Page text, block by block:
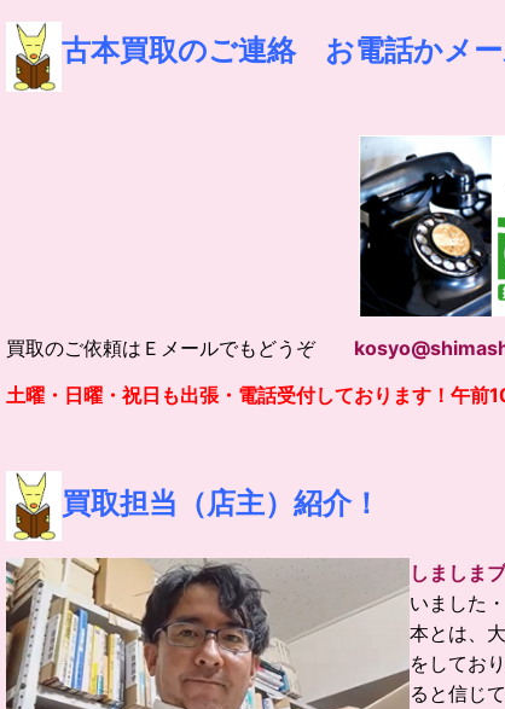
古本買取のご連絡 お電話かメー
買取のご依頼はＥメールでもどうぞ
土曜・日曜・祝日も出張・電話受付しております！午前
買取担当（店主）紹介！
しましま
いました
本とは、
をしており
ると信じ